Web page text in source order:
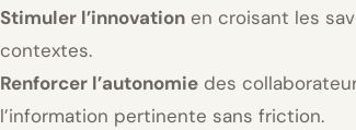
Stimuler l’innovation en croisant les
contextes.
Renforcer l’autonomie des
l’information pertinente sans friction.